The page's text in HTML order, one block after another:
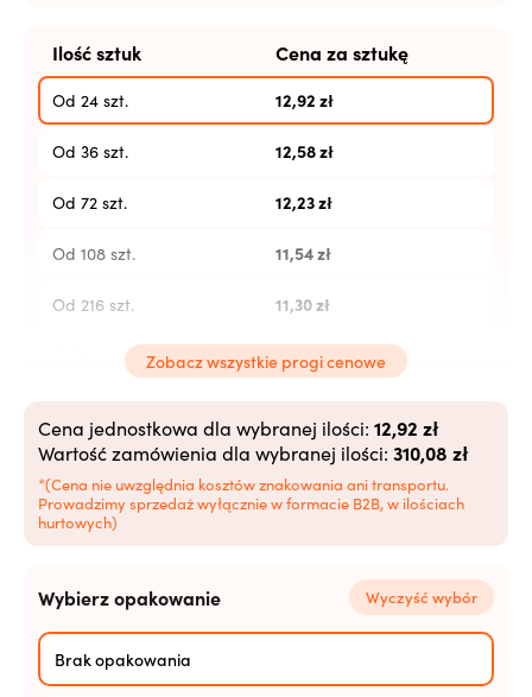
Ilość sztuk Cena za sztukę
Od 24 szt. 12,92 zł
Od 36 szt. 12,58zł
Od 72 szt. 12,23zł
Od 108 szt. 11,54zł
Od 216 szt. 11,30zł
Od 504 szt. 11,07zł
Od 2520 szt. 10,62zł
Od 5040+ szt. 10,38zł
Zobacz wszystkie progi cenowe
Cena jednostkowa dla wybranej ilości: 12,92 zł
Wartość zamówienia dla wybranej ilości: 310,08 zł
*(Cena nie uwzględnia kosztów znakowania ani transportu.
Prowadzimy sprzedaż wyłącznie w formacie B2B, w ilościach
hurtowych)
Wybierz opakowanie Wyczyść wybór
Brak opakowania